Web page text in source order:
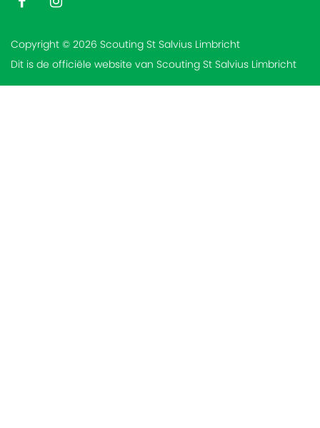
Copyright © 2026 Scouting St Salvius Limbricht
Dit is de officiële website van Scouting St Salvius Limbricht